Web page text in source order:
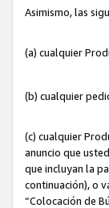
Asimismo, las
(a) cualquier
(b) cualquier
(c) cualquier
anuncio que
que incluyan la
continuación), o
“Colocación de